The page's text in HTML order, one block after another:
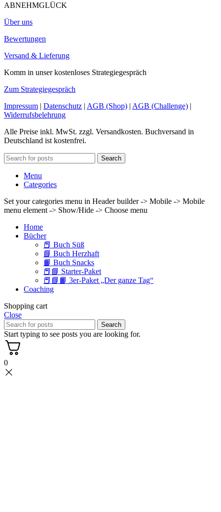
ABNEHMGLÜCK
Über uns
Bewertungen
Versand & Lieferung
Komm in unser kostenloses Strategiegespräch
Zum Strategiegespräch
Impressum | Datenschutz | AGB (Shop) | AGB (Challenge) |
Widerrufsbelehrung
Alle Preise inkl. MwSt. zzgl. Versandkosten. Buchversand in
Deutschland ist kostenfrei.
Search
Menu
Categories
Set your categories menu in Header builder -> Mobile -> Mobile
menu element -> Show/Hide -> Choose menu
Home
Bücher
📕 Buch Süß
📘 Buch Herzhaft
📙 Buch Snacks
📕📘 Starter-Paket
📕📘📙 3er-Paket „Der ganze Tag“
Coaching
Shopping cart
Close
Search
Start typing to see posts you are looking for.
0